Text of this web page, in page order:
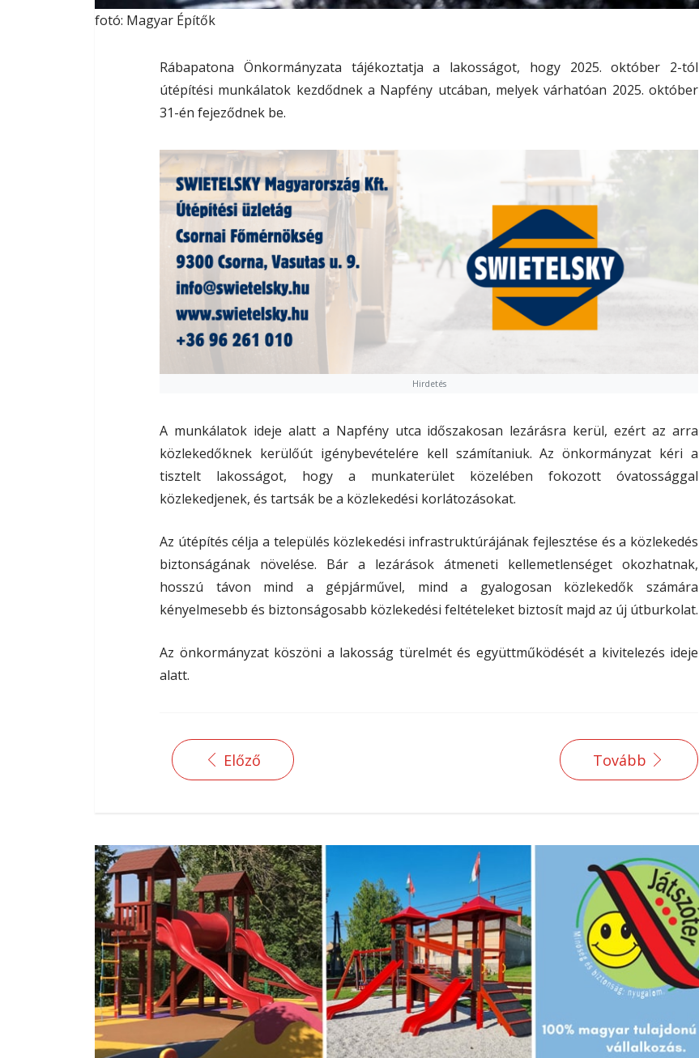
fotó: Magyar Építők
Rábapatona Önkormányzata tájékoztatja a lakosságot, hogy 2025. október 2-tól
útépítési munkálatok kezdődnek a Napfény utcában, melyek várhatóan 2025. október
31-én fejeződnek be.
Hirdetés
A munkálatok ideje alatt a Napfény utca időszakosan lezárásra kerül, ezért az arra
közlekedőknek kerülőút igénybevételére kell számítaniuk. Az önkormányzat kéri a
tisztelt lakosságot, hogy a munkaterület közelében fokozott óvatossággal
közlekedjenek, és tartsák be a közlekedési korlátozásokat.
Az útépítés célja a település közlekedési infrastruktúrájának fejlesztése és a közlekedés
biztonságának növelése. Bár a lezárások átmeneti kellemetlenséget okozhatnak,
hosszú távon mind a gépjárművel, mind a gyalogosan közlekedők számára
kényelmesebb és biztonságosabb közlekedési feltételeket biztosít majd az új útburkolat.
Az önkormányzat köszöni a lakosság türelmét és együttműködését a kivitelezés ideje
alatt.
Előző Tovább